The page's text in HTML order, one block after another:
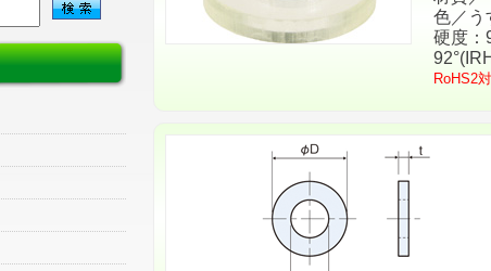
色／う
硬度：
RoHS2